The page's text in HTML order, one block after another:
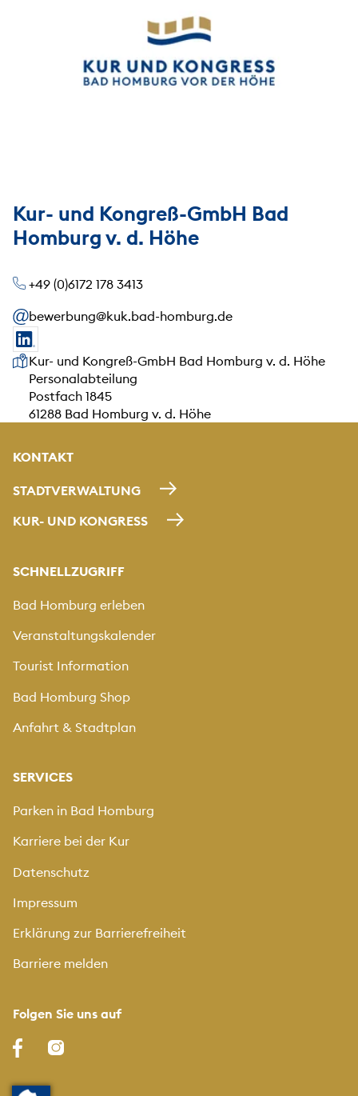
Kur- und Kongreß-GmbH Bad
Homburg v. d. Höhe
+49 (0)6172 178 3413
bewerbung@kuk.bad-homburg.de
Unsere Anschrift
Kur- und Kongreß-GmbH Bad Homburg v. d. Höhe
Personalabteilung
Postfach 1845
61288 Bad Homburg v. d. Höhe
KONTAKT
STADTVERWALTUNG
KUR- UND KONGRESS
SCHNELLZUGRIFF
Bad Homburg erleben
Veranstaltungskalender
Tourist Information
Bad Homburg Shop
Anfahrt & Stadtplan
SERVICES
Parken in Bad Homburg
Karriere bei der Kur
Datenschutz
Impressum
Erklärung zur Barrierefreiheit
Barriere melden
Folgen Sie uns auf